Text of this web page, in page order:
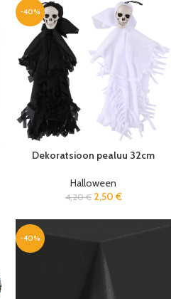
-40%
Dekoratsioon pealuu 32cm
Halloween
4,20€ 2,50 €
-40%